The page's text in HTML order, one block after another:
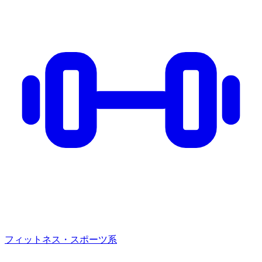
フィットネス・スポーツ系